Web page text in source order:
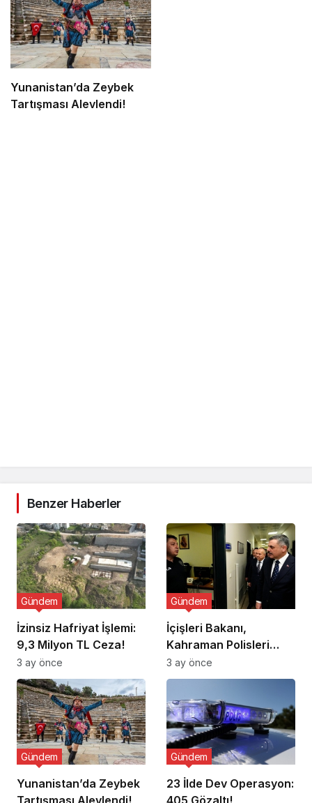
Yunanistan’da Zeybek
Tartışması Alevlendi!
Benzer Haberler
İzinsiz Hafriyat İşlemi:
9,3 Milyon TL Ceza!
Gündem
3 ay önce
İçişleri Bakanı,
Kahraman Polisleri
Ziyaret Etti
Gündem
3 ay önce
Yunanistan’da Zeybek
Gündem
23 İlde Dev Operasyon:
Gündem